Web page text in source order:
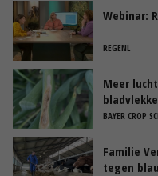
Webinar:
REGENL
Meer
BAYER CROP
Familie
tegen